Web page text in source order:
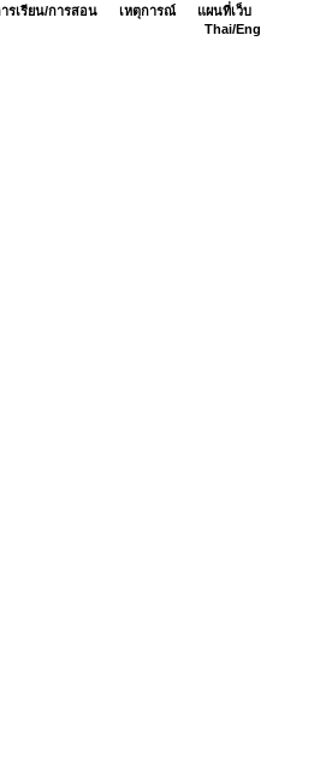
รเรียน/การสอน เหตุการณ์
แผนที่เว็บ
Thai/Eng